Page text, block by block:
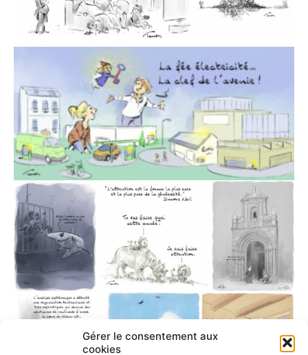
Gérer le consentement aux
cookies